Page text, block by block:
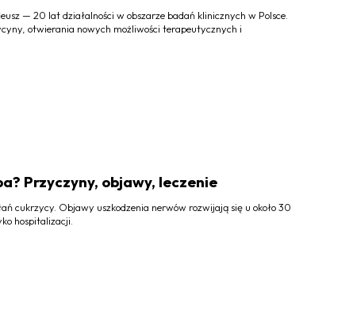
— 20 lat działalności w obszarze badań klinicznych w Polsce.
otwierania nowych możliwości terapeutycznych i
Przyczyny, objawy, leczenie
cukrzycy. Objawy uszkodzenia nerwów rozwijają się u około 30
hospitalizacji.